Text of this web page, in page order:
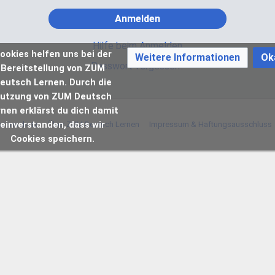
Anmelden
Hilfe beim Anmelden
Passwort vergessen?
Über ZUM Deutsch Lernen Impressum & Haftungsausschluss
helfen uns bei der
Bereitstellung von ZUM
Lernen. Durch die
von ZUM Deutsch
erklärst du dich damit
einverstanden, dass wir
Cookies speichern.
Weitere Informationen